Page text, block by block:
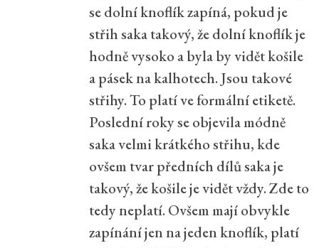
se dolní knoflík zapíná, pokud je
střih saka takový, že dolní knoflík je
hodně vysoko a byla by vidět košile
a pásek na kalhotech. Jsou takové
střihy. To platí ve formální etiketě.
Poslední roky se objevila módně
saka velmi krátkého střihu, kde
ovšem tvar předních dílů saka je
takový, že košile je vidět vždy. Zde to
tedy neplatí. Ovšem mají obvykle
zapínání jen na jeden knoflík, platí